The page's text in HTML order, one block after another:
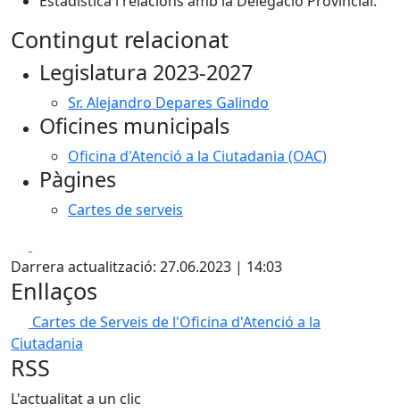
Contingut relacionat
Legislatura 2023-2027
Sr. Alejandro Depares Galindo
Oficines municipals
Oficina d'Atenció a la Ciutadania (OAC)
Pàgines
Cartes de serveis
Darrera actualització: 27.06.2023 | 14:03
Enllaços
Cartes de Serveis de l'Oficina d'Atenció a la
Ciutadania
RSS
L'actualitat a un clic